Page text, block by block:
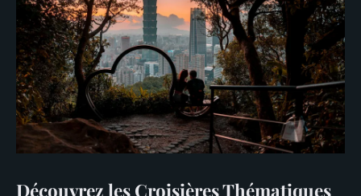
Découvrez les Croisières Thématiques